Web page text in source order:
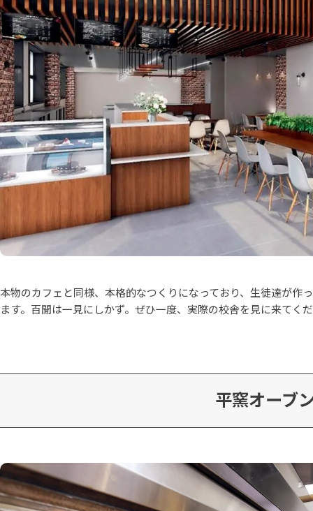
本物のカフェと同様、本格的なつくりになっており、生徒達が作
ます。百聞は一見にしかず。ぜひ一度、実際の校舎を見に来てく
平窯オーブ